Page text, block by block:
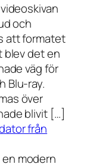
och
att formatet
blev det en
väg för
Blu-ray.
över
blivit […]
från
en modern